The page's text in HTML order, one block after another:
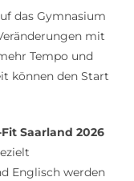
das Gymnasium
mit
Tempo und
können den Start
Saarland 2026
Englisch werden